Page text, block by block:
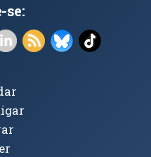
se:
janela)
janela)
(abre em nova janela)
(abre em nova janela)
LinkedIn (abre em nova
RSS (abre em nova
Bluesky (abre
TikTok